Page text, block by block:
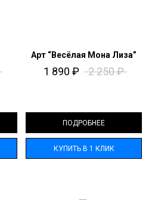
Арт “Весёлая Мона Лиза”
1 890 ₽ 2 250₽
ПОДРОБНЕЕ
КУПИТЬ В 1 КЛИК